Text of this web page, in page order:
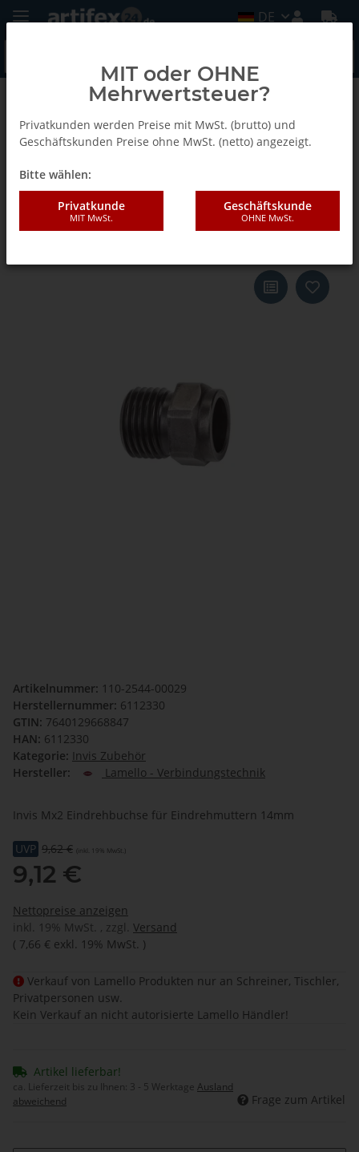
DE
Zurück zur Liste Invis Zubehör
Lamello Invis Mx2 Eindrehbuchse
für Rasto, für Eindrehmutter 14
mm
Artikelnummer: 110-2544-00029
Herstellernummer: 6112330
GTIN: 7640129668847
HAN: 6112330
Kategorie: Invis Zubehör
Hersteller:
Lamello - Verbindungstechnik
Invis Mx2 Eindrehbuchse für Eindrehmuttern 14mm
UVP 9,62 € (inkl. 19% MwSt.)
9,12 €
Nettopreise anzeigen
inkl. 19% MwSt. , zzgl. Versand
( 7,66 € exkl. 19% MwSt. )
Verkauf von Lamello Produkten nur an Schreiner, Tischler,
Privatpersonen usw.
Kein Verkauf an nicht autorisierte Lamello Händler!
Artikel lieferbar!
ca. Lieferzeit bis zu Ihnen: 3 - 5 Werktage Ausland
abweichend
Frage zum Artikel
MIT oder OHNE
Mehrwertsteuer?
Privatkunden werden Preise mit MwSt. (brutto) und
Geschäftskunden Preise ohne MwSt. (netto) angezeigt.
Bitte wählen:
Privatkunde
MIT MwSt.
Geschäftskunde
OHNE MwSt.